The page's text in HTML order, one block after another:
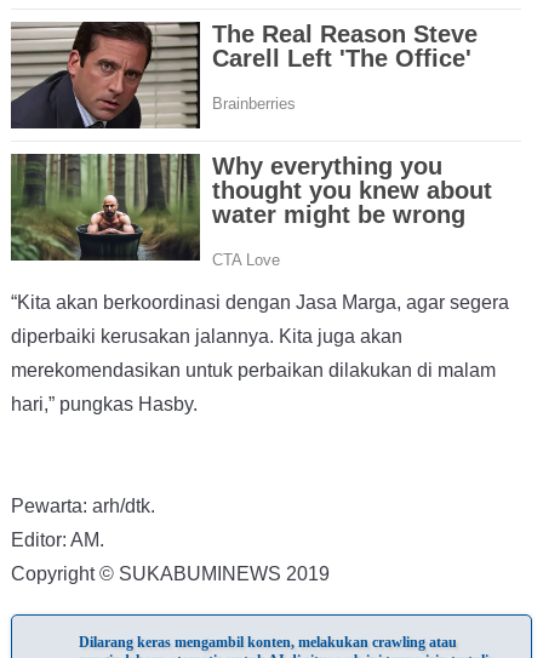
“Kita akan berkoordinasi dengan Jasa Marga, agar segera
diperbaiki kerusakan jalannya. Kita juga akan
merekomendasikan untuk perbaikan dilakukan di malam
hari,” pungkas Hasby.
Pewarta: arh/dtk.
Editor: AM.
Copyright © SUKABUMINEWS 2019
Dilarang keras mengambil konten, melakukan crawling atau